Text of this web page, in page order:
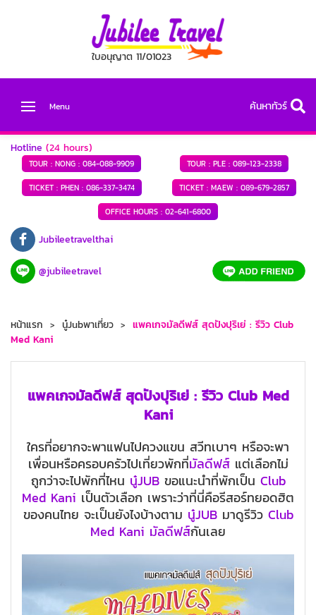
ใบอนุญาต 11/01023
Menu ค้นหาทัวร์
Hotline (24 hours)
TOUR : NONG : 084-088-9909 TOUR : PLE : 089-123-2338
TICKET : PHEN :086-337-3474 TICKET : MAEW : 089-679-2857
OFFICE HOURS : 02-641-6800
Jubileetravelthai
@jubileetravel
หน้าแรก นู๋Jubพาเที่ยว
แพคเกจมัลดีฟส์ สุดปังปุริเย่ : รีวิว Club
Med Kani
แพคเกจมัลดีฟส์ สุดปังปุริเย่ : รีวิว Club Med
Kani
ใครที่อยากจะพาแฟนไปควงแขน สวีทเบาๆ หรือจะพา
เพื่อนหรือครอบครัวไปเที่ยวพักที่มัลดีฟส์แต่เลือกไม่
ถูกว่าจะไปพักที่ไหน นู๋JUBขอแนะนำที่พักเป็น Club
Med Kani เป็นตัวเลือก เพราะว่าที่นี่คือรีสอร์ทยอดฮิต
ของคนไทย จะเป็นยังไงบ้างตาม นู๋JUBมาดูรีวิว Club
Med Kani มัลดีฟส์กันเลย